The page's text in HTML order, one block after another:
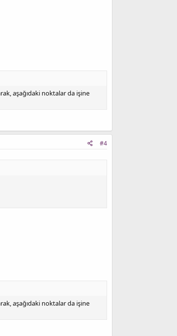
aşağıdaki noktalar da işine
#4
aşağıdaki noktalar da işine